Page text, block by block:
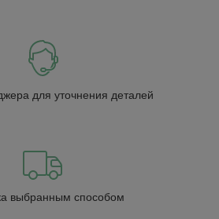
для уточнения деталей
выбранным способом